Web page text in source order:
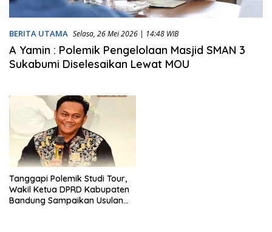
BERITA UTAMA Selasa, 26 Mei 2026 | 14:48 WIB
A Yamin : Polemik Pengelolaan Masjid SMAN 3
Sukabumi Diselesaikan Lewat MOU
Tanggapi Polemik Studi Tour,
Wakil Ketua DPRD Kabupaten
Bandung Sampaikan Usulan